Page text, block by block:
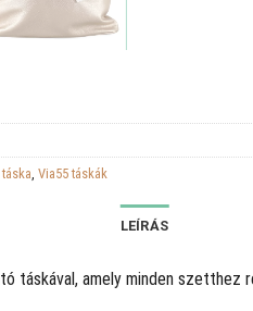
Via55 táskák
LEÍRÁS
táskával, amely minden szetthez